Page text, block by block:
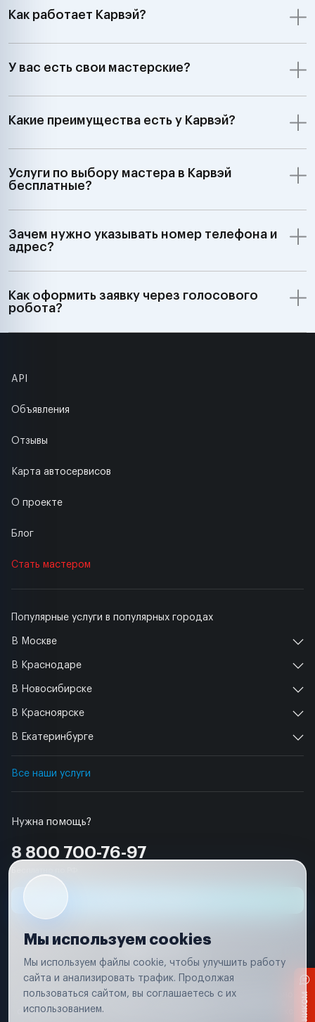
Как работает Карвэй?
У вас есть свои мастерские?
Какие преимущества есть у Карвэй?
Услуги по выбору мастера в Карвэй
бесплатные?
Зачем нужно указывать номер телефона и
адрес?
Как оформить заявку через голосового
робота?
Нужна помощь?
8 800 700-76-97
Популярные услуги в популярных городах
В Москве
В Краснодаре
В Новосибирске
В Красноярске
В Екатеринбурге
Все наши услуги
API
Объявления
Отзывы
Карта автосервисов
О проекте
Блог
Стать мастером
Условия использования
Вся информация, представленная на сайте, носит исключительно
соответствии с положениями статьи 437 (п. 2) Гражданского кодекса
Мы используем cookies
Мы используем файлы cookie, чтобы улучшить работу
сайта и анализировать трафик. Продолжая
пользоваться сайтом, вы соглашаетесь с их
использованием.